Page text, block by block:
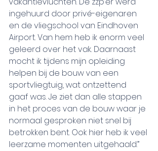
ingehuurd door privé-eigenaren
en de vliegschool van Eindhoven
Airport. Van hem heb ik enorm veel
geleerd over het vak. Daarnaast
mocht ik tijdens mijn opleiding
helpen bij de bouw van een
sportvliegtuig, wat ontzettend
gaaf was. Je ziet dan alle stappen
in het proces van de bouw waar je
normaal gesproken niet snel bij
betrokken bent. Ook hier heb ik veel
leerzame momenten uitgehaald.”